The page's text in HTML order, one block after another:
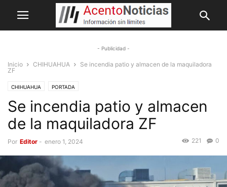
- Publicidad -
Inicio CHIHUAHUA
Se incendia patio y almacen de la maquiladora
ZF
CHIHUAHUA PORTADA
Se incendia patio y almacen
de la maquiladora ZF
Por Editor - enero 1, 2024 0
221